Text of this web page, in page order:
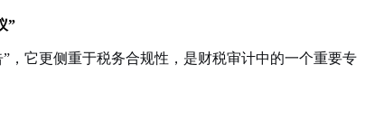
”
，它更侧重于税务合规性，是财税审计中的一个重要专